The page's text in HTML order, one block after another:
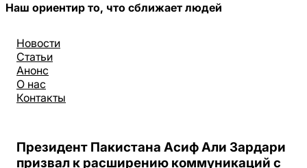
Наш ориентир то, что сближает людей
Новости
Статьи
Анонс
О нас
Контакты
Президент Пакистана Асиф Али Зардари
призвал к расширению коммуникаций с